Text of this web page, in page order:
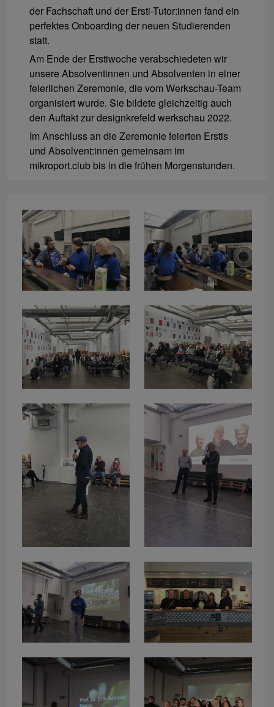
der Fachschaft und der Ersti-Tutor:innen fand ein
perfektes Onboarding der neuen Studierenden
statt.
Am Ende der Erstiwoche verabschiedeten wir
unsere Absolventinnen und Absolventen in einer
feierlichen Zeremonie, die vom Werkschau-Team
organisiert wurde. Sie bildete gleichzeitig auch
den Auftakt zur designkrefeld werkschau 2022.
Im Anschluss an die Zeremonie feierten Erstis
und Absolvent:innen gemeinsam im
mikroport.club bis in die frühen Morgenstunden.